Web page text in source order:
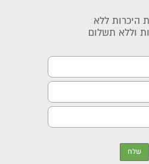
היכרות ללא
וללא תשלום